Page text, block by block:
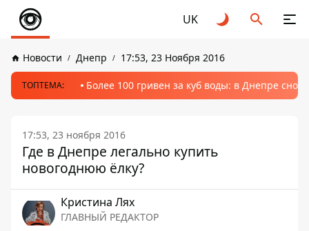
UK
Новости Днепр 17:53, 23 Ноября 2016
ТОПТЕМА: Более 100 гривен за куб воды: в Днепре
17:53, 23 ноября 2016
Где в Днепре легально купить
новогоднюю ёлку?
Кристина Лях
ГЛАВНЫЙ РЕДАКТОР